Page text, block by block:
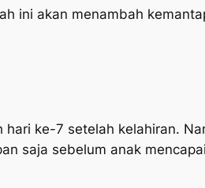
ini akan menambah
ke-7 setelah kelahiran.
saja sebelum anak